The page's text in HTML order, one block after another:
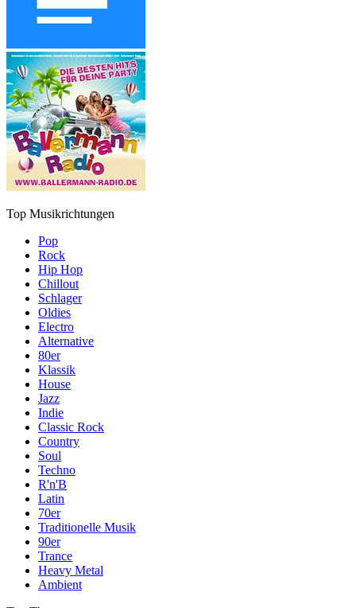
Top Musikrichtungen
Pop
Rock
Hip Hop
Chillout
Schlager
Oldies
Electro
Alternative
80er
Klassik
House
Jazz
Indie
Classic Rock
Country
Soul
Techno
R'n'B
Latin
70er
Traditionelle Musik
90er
Trance
Heavy Metal
Ambient